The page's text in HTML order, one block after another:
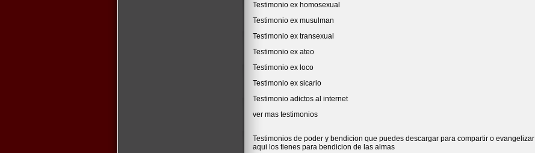
Testimonio ex homosexual
Testimonio ex musulman
Testimonio ex transexual
Testimonio ex ateo
Testimonio ex loco
Testimonio ex sicario
Testimonio adictos al internet
ver mas testimonios
Testimonios de poder y bendicion que puedes descargar para compartir o evangelizar
aqui los tienes para bendicion de las almas